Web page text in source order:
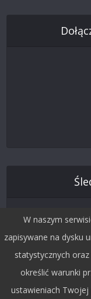
W naszym
zapisywane na dysku
statystycznych
określić warunki
ustawieniach Twojej